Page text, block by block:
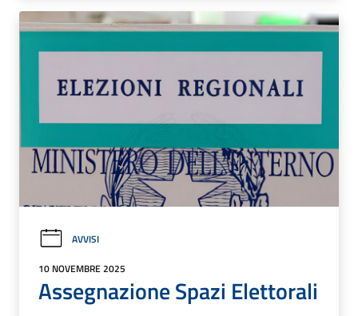
AVVISI
10 NOVEMBRE 2025
Assegnazione Spazi Elettorali